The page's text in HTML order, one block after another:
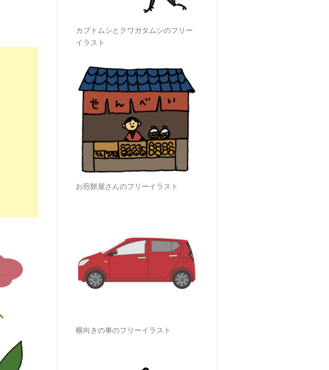
カブトムシとクワガタムシのフリー
イラスト
お煎餅屋さんのフリーイラスト
横向きの車のフリーイラスト